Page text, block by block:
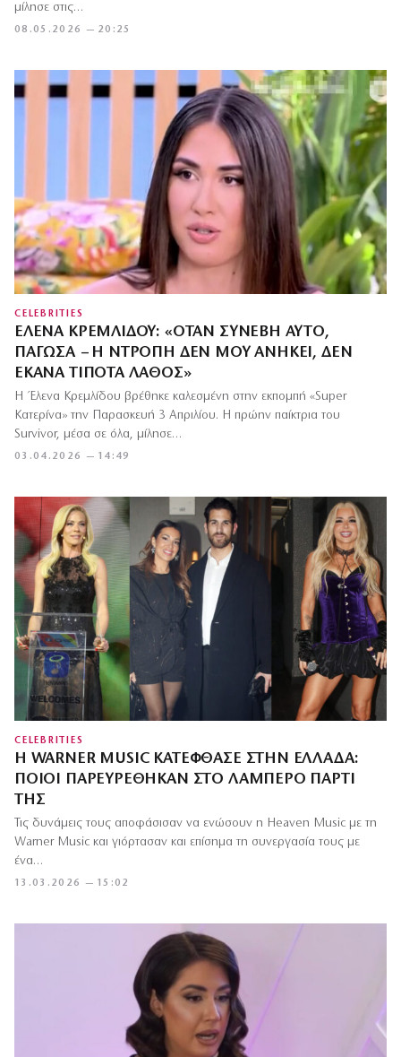
08.05.2026 — 20:25
μίλησε στις…
CELEBRITIES
ΈΛΕΝΑ ΚΡΕΜΛΊΔΟΥ: «ΌΤΑΝ ΣΥΝΈΒΗ ΑΥΤΌ,
ΠΆΓΩΣΑ – Η ΝΤΡΟΠΉ ΔΕΝ ΜΟΥ ΑΝΉΚΕΙ, ΔΕΝ
ΈΚΑΝΑ ΤΊΠΟΤΑ ΛΆΘΟΣ»
03.04.2026 — 14:49
Η Έλενα Κρεμλίδου βρέθηκε καλεσμένη στην εκπομπή «Super
Κατερίνα» την Παρασκευή 3 Απριλίου. Η πρώην παίκτρια του
Survivor, μέσα σε όλα, μίλησε…
CELEBRITIES
Η WARNER MUSIC ΚΑΤΈΦΘΑΣΕ ΣΤΗΝ ΕΛΛΆΔΑ:
ΠΟΙΟΙ ΠΑΡΕΥΡΈΘΗΚΑΝ ΣΤΟ ΛΑΜΠΕΡΌ ΠΆΡΤΙ
ΤΗΣ
13.03.2026 — 15:02
Τις δυνάμεις τους αποφάσισαν να ενώσουν η Heaven Music με τη
Warner Music και γιόρτασαν και επίσημα τη συνεργασία τους με
ένα…